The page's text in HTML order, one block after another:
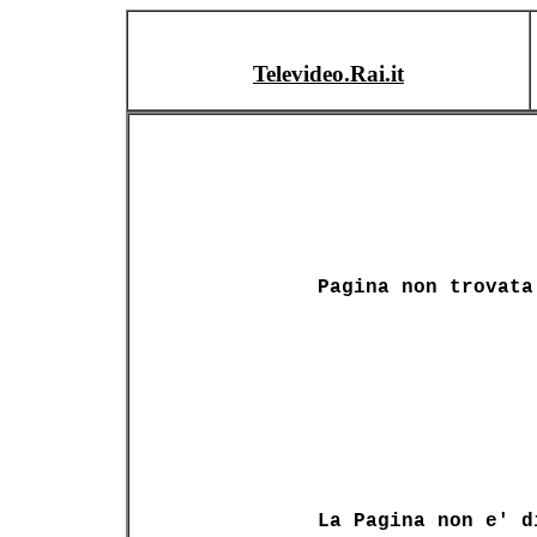
Televideo.Rai.it
Pagina non trovata
La Pagina non e'